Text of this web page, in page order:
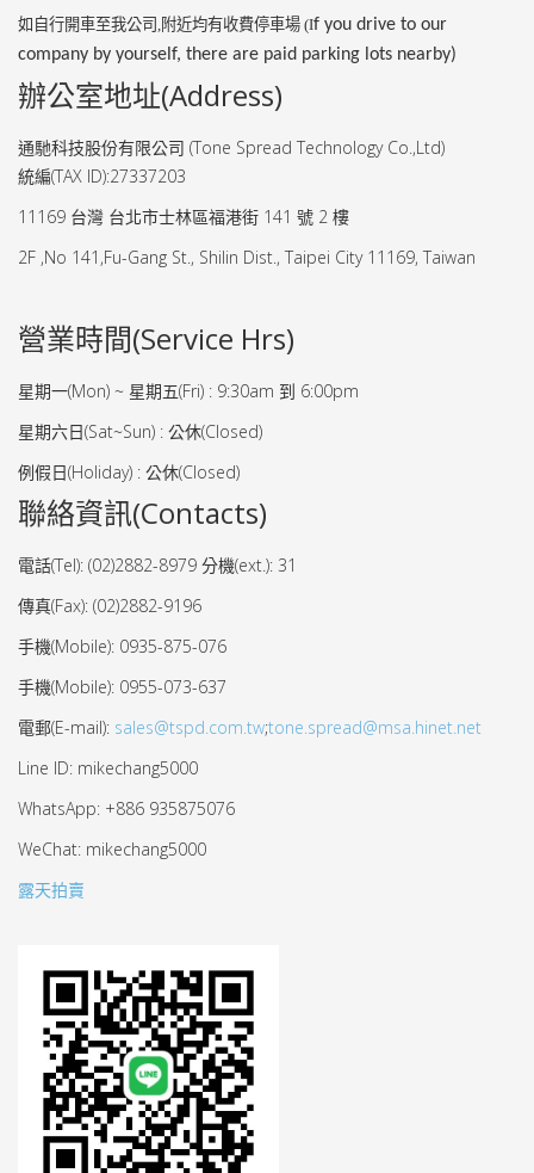
如自行開車至我公司 ,附近均有收費停車場 (If you drive to our
company by yourself, there are paid parking lots nearby)
辦公室地址(Address)
通馳科技股份有限公司 (Tone Spread Technology Co.,Ltd)
統編(TAX ID):27337203
11169 台灣 台北市士林區福港街 141 號 2 樓
2F ,No 141,Fu-Gang St., Shilin Dist., Taipei City 11169, Taiwan
營業時間(Service Hrs)
星期一(Mon) ~ 星期五(Fri) : 9:30am 到 6:00pm
星期六日(Sat~Sun) : 公休(Closed)
例假日(Holiday) : 公休(Closed)
聯絡資訊(Contacts)
電話(Tel): (02)2882-8979 分機(ext.): 31
傳真(Fax): (02)2882-9196
手機(Mobile): 0935-875-076
手機(Mobile): 0955-073-637
電郵(E-mail): sales@tspd.com.tw;tone.spread@msa.hinet.net
Line ID: mikechang5000
WhatsApp: +886 935875076
WeChat: mikechang5000
露天拍賣